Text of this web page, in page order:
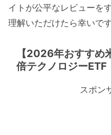
イトが公平なレビューを
理解いただけたら幸いです
【2026年おすすめ
倍テクノロジーETF
スポン